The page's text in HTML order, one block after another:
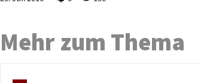
Mehr zum Thema